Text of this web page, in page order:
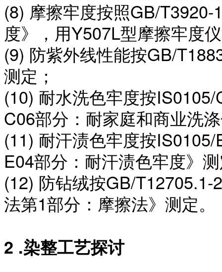
(8) 摩擦牢度按照GB/
度》，用Y507L型摩擦牢度
(9) 防紫外线性能按GB/
测定；
(10) 耐水洗色牢度按
C06部分：耐家庭和商业洗
(11) 耐汗渍色牢度按
E04部分：耐汗渍色牢度》
(12) 防钻绒按GB/
法第1部分：摩擦法》测定。
2 .染整工艺探讨